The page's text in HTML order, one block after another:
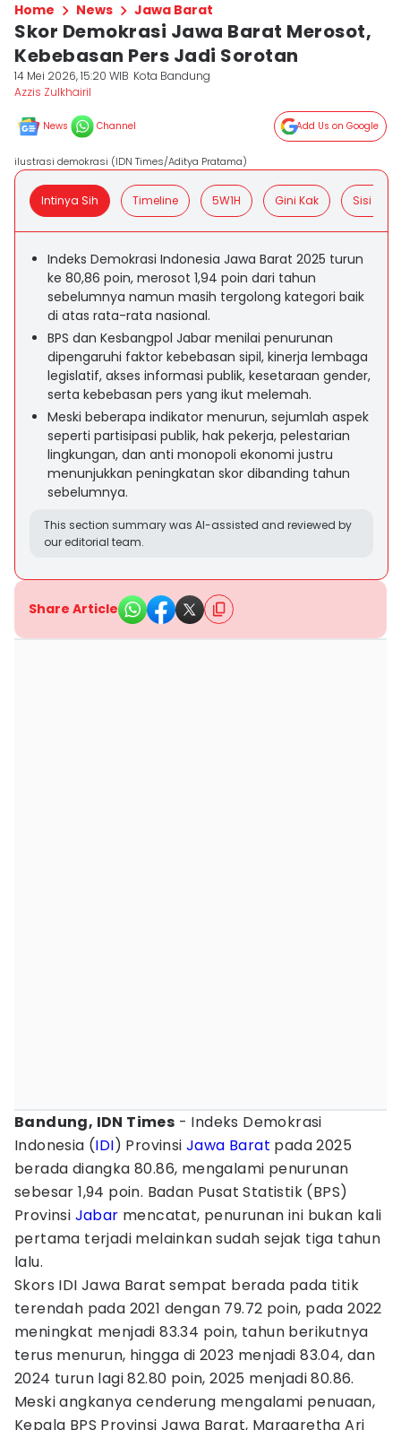
Home News Jawa Barat
Skor Demokrasi Jawa Barat Merosot,
Kebebasan Pers Jadi Sorotan
14 Mei 2026, 15:20 WIB Kota Bandung
Azzis Zulkhairil
News Channel Add Us on Google
ilustrasi demokrasi (IDN Times/Aditya Pratama)
Intinya Sih Timeline 5W1H Gini Kak Sisi
Indeks Demokrasi Indonesia Jawa Barat 2025 turun
ke 80,86 poin, merosot 1,94 poin dari tahun
sebelumnya namun masih tergolong kategori baik
di atas rata-rata nasional.
BPS dan Kesbangpol Jabar menilai penurunan
dipengaruhi faktor kebebasan sipil, kinerja lembaga
legislatif, akses informasi publik, kesetaraan gender,
serta kebebasan pers yang ikut melemah.
Meski beberapa indikator menurun, sejumlah aspek
seperti partisipasi publik, hak pekerja, pelestarian
lingkungan, dan anti monopoli ekonomi justru
menunjukkan peningkatan skor dibanding tahun
sebelumnya.
This section summary was AI-assisted and reviewed by
our editorial team.
Share Article
Bandung, IDN Times - Indeks Demokrasi
Indonesia (IDI) ProvinsiJawa Barat pada 2025
berada diangka 80.86, mengalami penurunan
sebesar 1,94 poin. Badan Pusat Statistik (BPS)
Provinsi Jabar mencatat, penurunan ini bukan kali
pertama terjadi melainkan sudah sejak tiga tahun
lalu.
Skors IDI Jawa Barat sempat berada pada titik
terendah pada 2021 dengan 79.72 poin, pada 2022
meningkat menjadi 83.34 poin, tahun berikutnya
terus menurun, hingga di 2023 menjadi 83.04, dan
2024 turun lagi 82.80 poin, 2025 menjadi 80.86.
Meski angkanya cenderung mengalami penuaan,
Kepala BPS Provinsi Jawa Barat, Margaretha Ari